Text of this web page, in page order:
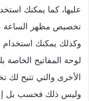
لوحة المفاتيح الخاصة
الأخرى والتي تتيح لك
وليس ذلك فحسب بل